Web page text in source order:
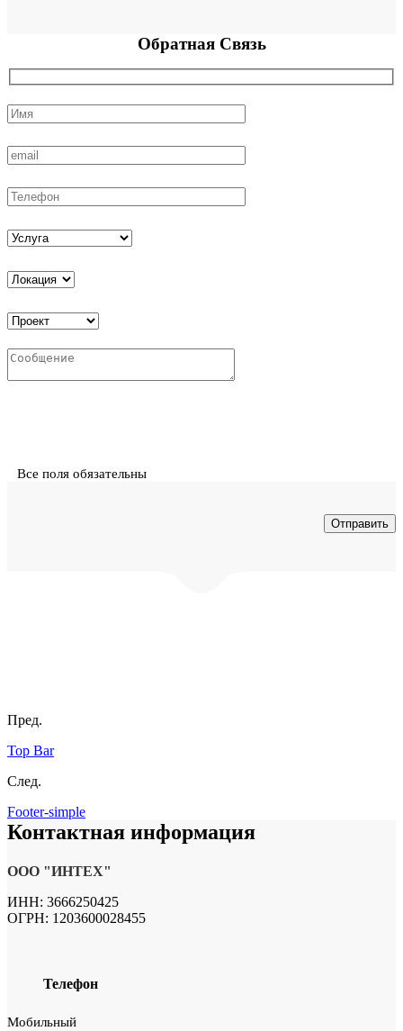
Обратная Связь
Все поля обязательны
Пред.
Top Bar
След.
Footer-simple
Контактная информация
ООО "ИНТЕХ"
ИНН: 3666250425
ОГРН: 1203600028455
Телефон
Мобильный